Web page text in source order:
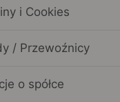
i Cookies
/ Przewoźnicy
o spółce